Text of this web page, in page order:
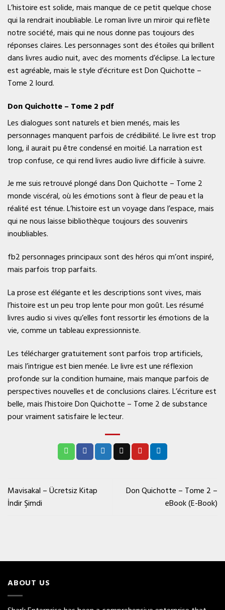
L’histoire est solide, mais manque de ce petit quelque chose
qui la rendrait inoubliable. Le roman livre un miroir qui reflète
notre société, mais qui ne nous donne pas toujours des
réponses claires. Les personnages sont des étoiles qui brillent
dans livres audio nuit, avec des moments d’éclipse. La lecture
est agréable, mais le style d’écriture est Don Quichotte –
Tome 2 lourd.
Don Quichotte – Tome 2 pdf
Les dialogues sont naturels et bien menés, mais les
personnages manquent parfois de crédibilité. Le livre est trop
long, il aurait pu être condensé en moitié. La narration est
trop confuse, ce qui rend livres audio livre difficile à suivre.
Je me suis retrouvé plongé dans Don Quichotte – Tome 2
monde viscéral, où les émotions sont à fleur de peau et la
réalité est ténue. L’histoire est un voyage dans l’espace, mais
qui ne nous laisse bibliothèque toujours des souvenirs
inoubliables.
fb2 personnages principaux sont des héros qui m’ont inspiré,
mais parfois trop parfaits.
La prose est élégante et les descriptions sont vives, mais
l’histoire est un peu trop lente pour mon goût. Les résumé
livres audio si vives qu’elles font ressortir les émotions de la
vie, comme un tableau expressionniste.
Les télécharger gratuitement sont parfois trop artificiels,
mais l’intrigue est bien menée. Le livre est une réflexion
profonde sur la condition humaine, mais manque parfois de
perspectives nouvelles et de conclusions claires. L’écriture est
belle, mais l’histoire Don Quichotte – Tome 2 de substance
pour vraiment satisfaire le lecteur.
Mavisakal – Ücretsiz Kitap
İndir Şimdi
Don Quichotte – Tome 2 –
eBook (E-Book)
ABOUT US